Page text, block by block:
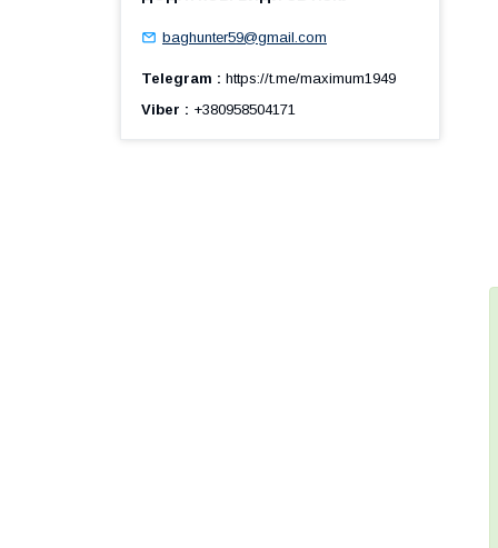
baghunter59@gmail.com
Telegram
https://t.me/maximum1949
Viber
+380958504171